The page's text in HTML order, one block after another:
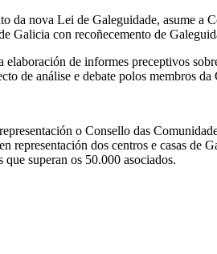
da nova Lei de Galeguidade, asume a
con recoñecemento de
de informes preceptivos
de análise e debate polos membros da
o Consello das
dos centros e casas de
superan os 50.000 asociados.